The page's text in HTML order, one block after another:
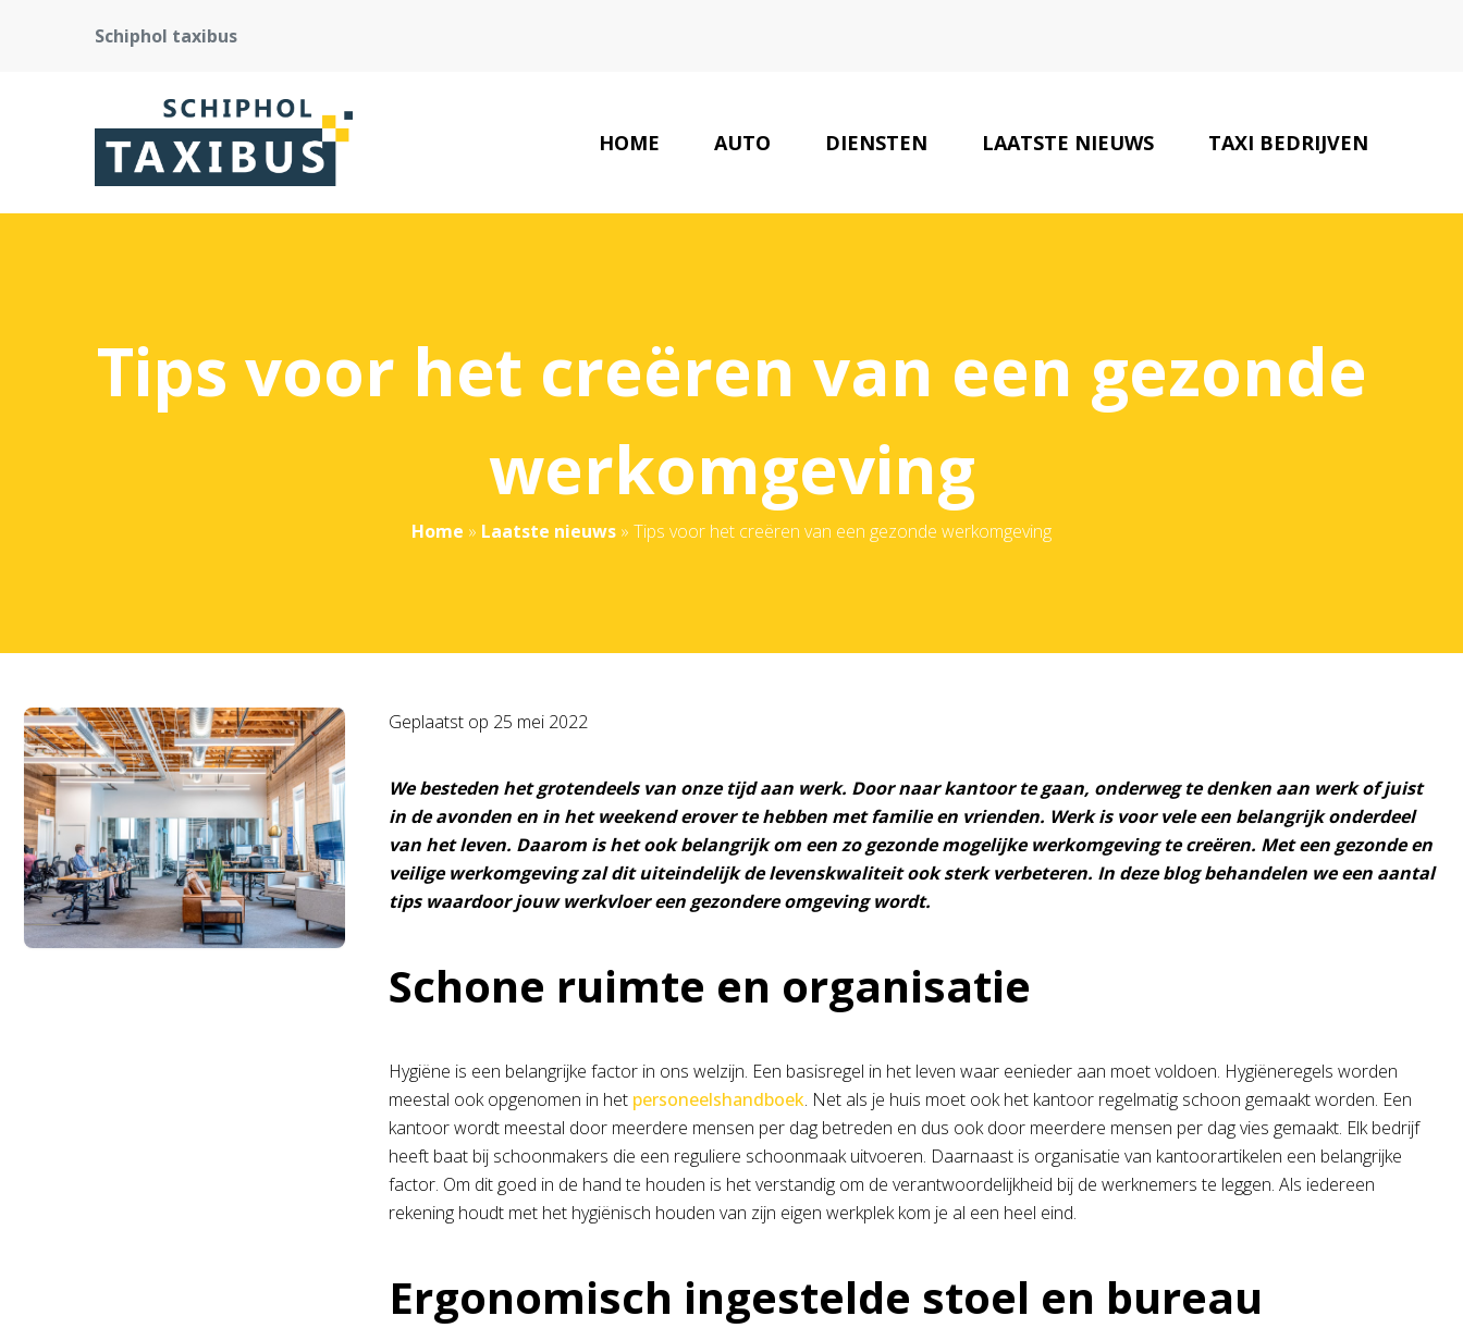
Schiphol taxibus
HOME AUTO DIENSTEN LAATSTE NIEUWS TAXI BEDRIJVEN
Tips voor het creëren van een gezonde
werkomgeving
Home » Laatste nieuws » Tips voor het creëren van een gezonde werkomgeving
Geplaatst op 25 mei 2022
We besteden het grotendeels van onze tijd aan werk. Door naar kantoor te gaan, onderweg te denken aan werk of juist
in de avonden en in het weekend erover te hebben met familie en vrienden. Werk is voor vele een belangrijk onderdeel
van het leven. Daarom is het ook belangrijk om een zo gezonde mogelijke werkomgeving te creëren. Met een gezonde en
veilige werkomgeving zal dit uiteindelijk de levenskwaliteit ook sterk verbeteren. In deze blog behandelen we een aantal
tips waardoor jouw werkvloer een gezondere omgeving wordt.
Schone ruimte en organisatie
Hygiëne is een belangrijke factor in ons welzijn. Een basisregel in het leven waar eenieder aan moet voldoen. Hygiëneregels worden
meestal ook opgenomen in het personeelshandboek. Net als je huis moet ook het kantoor regelmatig schoon gemaakt worden. Een
kantoor wordt meestal door meerdere mensen per dag betreden en dus ook door meerdere mensen per dag vies gemaakt. Elk bedrijf
heeft baat bij schoonmakers die een reguliere schoonmaak uitvoeren. Daarnaast is organisatie van kantoorartikelen een belangrijke
factor. Om dit goed in de hand te houden is het verstandig om de verantwoordelijkheid bij de werknemers te leggen. Als iedereen
rekening houdt met het hygiënisch houden van zijn eigen werkplek kom je al een heel eind.
Ergonomisch ingestelde stoel en bureau